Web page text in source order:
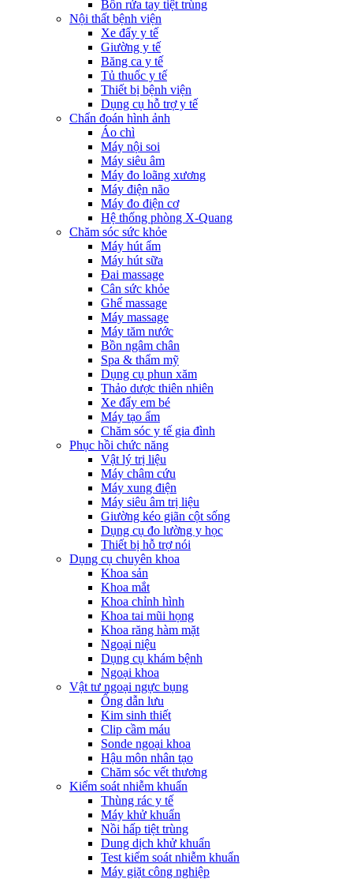
Bồn rửa tay tiệt trùng
Nội thất bệnh viện
Xe đẩy y tế
Giường y tế
Băng ca y tế
Tủ thuốc y tế
Thiết bị bệnh viện
Dụng cụ hỗ trợ y tế
Chẩn đoán hình ảnh
Áo chì
Máy nội soi
Máy siêu âm
Máy đo loãng xương
Máy điện não
Máy đo điện cơ
Hệ thống phòng X-Quang
Chăm sóc sức khỏe
Máy hút ẩm
Máy hút sữa
Đai massage
Cân sức khỏe
Ghế massage
Máy massage
Máy tăm nước
Bồn ngâm chân
Spa & thẩm mỹ
Dụng cụ phun xăm
Thảo dược thiên nhiên
Xe đẩy em bé
Máy tạo ẩm
Chăm sóc y tế gia đình
Phục hồi chức năng
Vật lý trị liệu
Máy châm cứu
Máy xung điện
Máy siêu âm trị liệu
Giường kéo giãn cột sống
Dụng cụ đo lường y học
Thiết bị hỗ trợ nói
Dụng cụ chuyên khoa
Khoa sản
Khoa mắt
Khoa chỉnh hình
Khoa tai mũi họng
Khoa răng hàm mặt
Ngoại niệu
Dụng cụ khám bệnh
Ngoại khoa
Vật tư ngoại ngực bụng
Ống dẫn lưu
Kim sinh thiết
Clip cầm máu
Sonde ngoại khoa
Hậu môn nhân tạo
Chăm sóc vết thương
Kiểm soát nhiễm khuẩn
Thùng rác y tế
Máy khử khuẩn
Nồi hấp tiệt trùng
Dung dịch khử khuẩn
Test kiểm soát nhiễm khuẩn
Máy giặt công nghiệp